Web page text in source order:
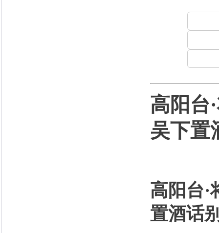
高阳台
吴下置
高阳台
置酒话